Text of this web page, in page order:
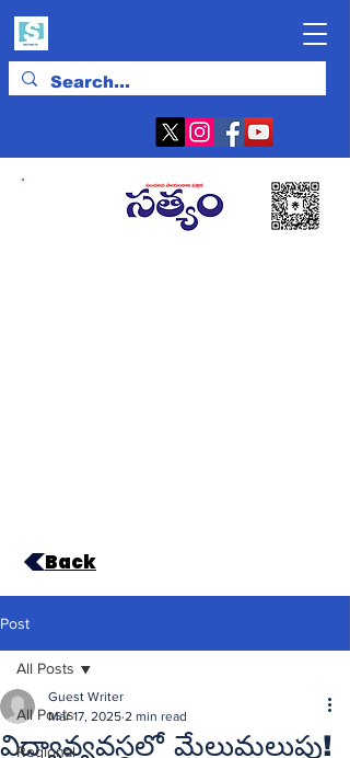
Back
Post
All Posts
Regional
All Posts
విద్యావ్యవస్థలో మేలుమలుపు!
Guest Writer
Mar 17, 2025 2 min read